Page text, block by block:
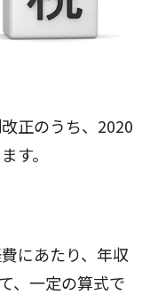
正のうち、2020
す。
にあたり、年収
、一定の算式で